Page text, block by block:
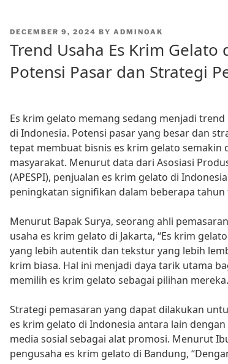
POSTED
DECEMBER 9, 2024 BY ADMINOAK
Trend Usaha Es Krim Gelato
Potensi Pasar dan Strategi
Es krim gelato memang sedang menjadi
di Indonesia. Potensi pasar yang besar dan
tepat membuat bisnis es krim gelato semakin
masyarakat. Menurut data dari Asosiasi
(APESPI), penjualan es krim gelato di
peningkatan signifikan dalam beberapa tahun
Menurut Bapak Surya, seorang ahli
usaha es krim gelato di Jakarta, “Es krim
yang lebih autentik dan tekstur yang lebih
krim biasa. Hal ini menjadi daya tarik utama
memilih es krim gelato sebagai pilihan
Strategi pemasaran yang dapat dilakukan
es krim gelato di Indonesia antara lain
media sosial sebagai alat promosi. Menurut
pengusaha es krim gelato di Bandung,